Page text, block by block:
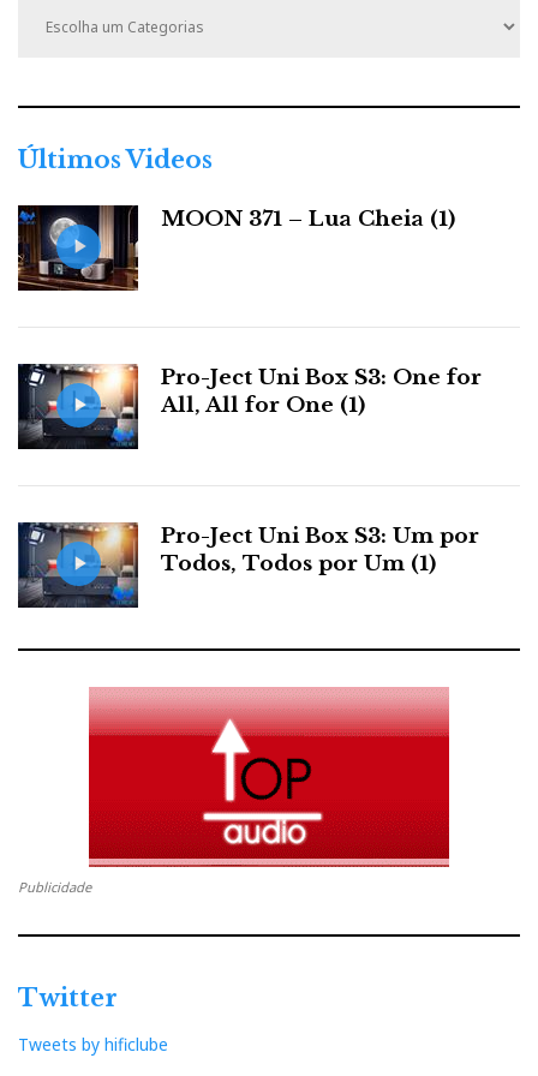
r
i
s
Últimos Videos
MOON 371 – Lua Cheia (1)
Pro-Ject Uni Box S3: One for
All, All for One (1)
Pro-Ject Uni Box S3: Um por
Todos, Todos por Um (1)
Publicidade
Twitter
Tweets by hificlube